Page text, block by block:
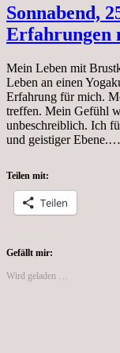
Sonnabend,
Erfahrungen
Mein Leben mit
Leben an einen
Erfahrung für mich.
treffen. Mein Gefühl
unbeschreiblich. Ich
und geistiger
Teilen mit:
Teilen
Gefällt mir:
Wird geladen …